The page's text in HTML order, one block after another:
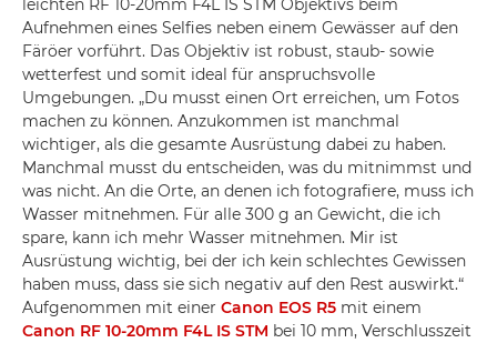
leichten RF 10-20mm F4L IS STM Objektivs beim
Aufnehmen eines Selfies neben einem Gewässer auf den
Färöer vorführt. Das Objektiv ist robust, staub- sowie
wetterfest und somit ideal für anspruchsvolle
Umgebungen. „Du musst einen Ort erreichen, um Fotos
machen zu können. Anzukommen ist manchmal
wichtiger, als die gesamte Ausrüstung dabei zu haben.
Manchmal musst du entscheiden, was du mitnimmst und
was nicht. An die Orte, an denen ich fotografiere, muss ich
Wasser mitnehmen. Für alle 300 g an Gewicht, die ich
spare, kann ich mehr Wasser mitnehmen. Mir ist
Ausrüstung wichtig, bei der ich kein schlechtes Gewissen
haben muss, dass sie sich negativ auf den Rest auswirkt.“
Aufgenommen mit einer Canon EOS R5 mit einem
Canon RF 10-20mm F4L IS STM bei 10 mm, Verschlusszeit